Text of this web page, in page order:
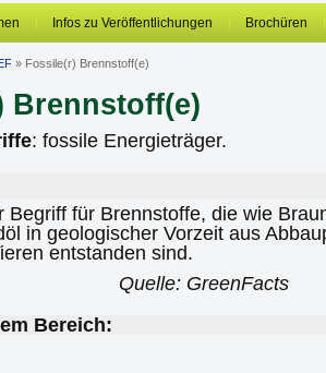
Infos zu Veröffentlichungen Brochüren
» Fossile(r) Brennstoff(e)
Brennstoff(e)
: fossile Energieträger.
Begriff für Brennstoffe, die wie
in geologischer Vorzeit aus
entstanden sind.
Quelle: GreenFacts
Bereich: